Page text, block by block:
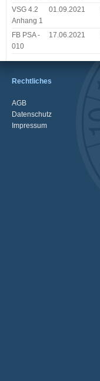
VSG 4.2
Anhang 1
01.09.2021
FB PSA -
010
17.06.2021
Rechtliches
AGB
Datenschutz
Impressum